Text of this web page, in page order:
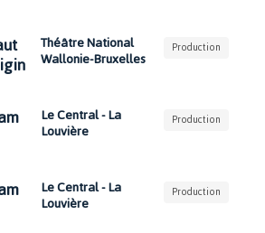
Théâtre National
Wallonie-Bruxelles Production
Le Central - La
Louvière Production
Le Central - La
Louvière Production